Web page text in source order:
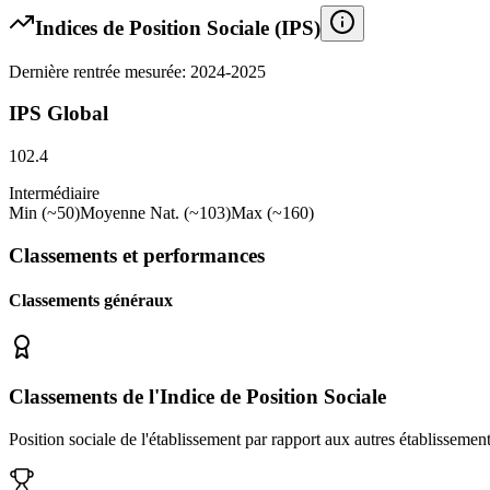
Indices de Position Sociale (IPS)
Dernière rentrée mesurée: 2024-2025
IPS Global
102.4
Intermédiaire
Min (~50)Moyenne Nat. (~103)Max (~160)
Classements et performances
Classements généraux
Classements de l'Indice de Position Sociale
Position sociale de l'établissement par rapport aux autres